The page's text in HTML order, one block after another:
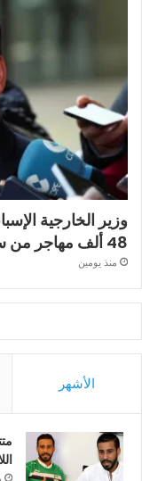
وزير الخارجية
48 ألف مهاجر من سبتة المحتلة
منذ يومين
الأشهر